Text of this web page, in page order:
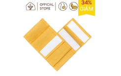
34%
GIẢM